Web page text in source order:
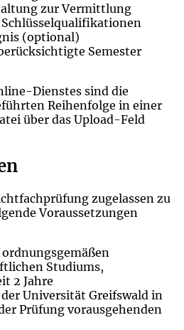
zur Vermittlung
(optional)
Semester
Dienstes sind die
Reihenfolge in einer
über das Upload-Feld
zugelassen zu
Voraussetzungen
Studiums,
2 Jahre
Universität Greifswald in
Prüfung vorausgehenden